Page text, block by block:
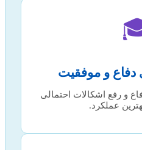
و رفع اشکالات احتمالی
عملکرد.